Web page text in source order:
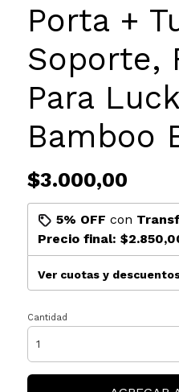
Porta +
Soporte,
Para
Bamboo
$3.000,00
5% OFF con
Precio final:
Ver cuotas y
Cantidad